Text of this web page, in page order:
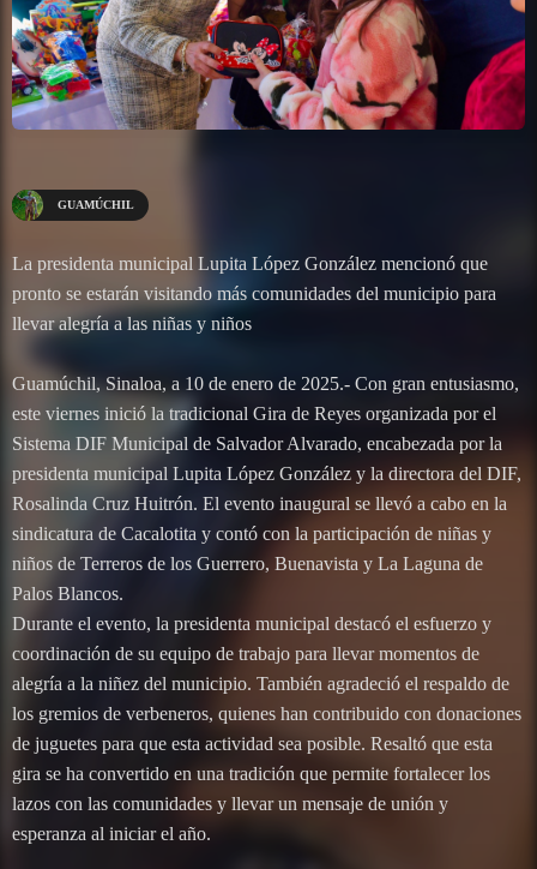
GUAMÚCHIL
La presidenta municipal Lupita López González mencionó que
pronto se estarán visitando más comunidades del municipio para
llevar alegría a las niñas y niños
Guamúchil, Sinaloa, a 10 de enero de 2025.- Con gran entusiasmo,
este viernes inició la tradicional Gira de Reyes organizada por el
Sistema DIF Municipal de Salvador Alvarado, encabezada por la
presidenta municipal Lupita López González y la directora del DIF,
Rosalinda Cruz Huitrón. El evento inaugural se llevó a cabo en la
sindicatura de Cacalotita y contó con la participación de niñas y
niños de Terreros de los Guerrero, Buenavista y La Laguna de
Palos Blancos.
Durante el evento, la presidenta municipal destacó el esfuerzo y
coordinación de su equipo de trabajo para llevar momentos de
alegría a la niñez del municipio. También agradeció el respaldo de
los gremios de verbeneros, quienes han contribuido con donaciones
de juguetes para que esta actividad sea posible. Resaltó que esta
gira se ha convertido en una tradición que permite fortalecer los
lazos con las comunidades y llevar un mensaje de unión y
esperanza al iniciar el año.